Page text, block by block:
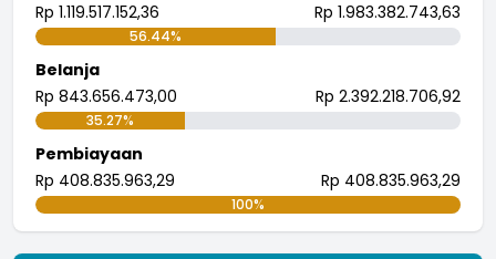
Rp 1.119.517.152,36
Rp 1.983.382.743,63
56.44%
Belanja
Rp 843.656.473,00
Rp 2.392.218.706,92
35.27%
Pembiayaan
Rp 408.835.963,29
Rp 408.835.963,29
100%